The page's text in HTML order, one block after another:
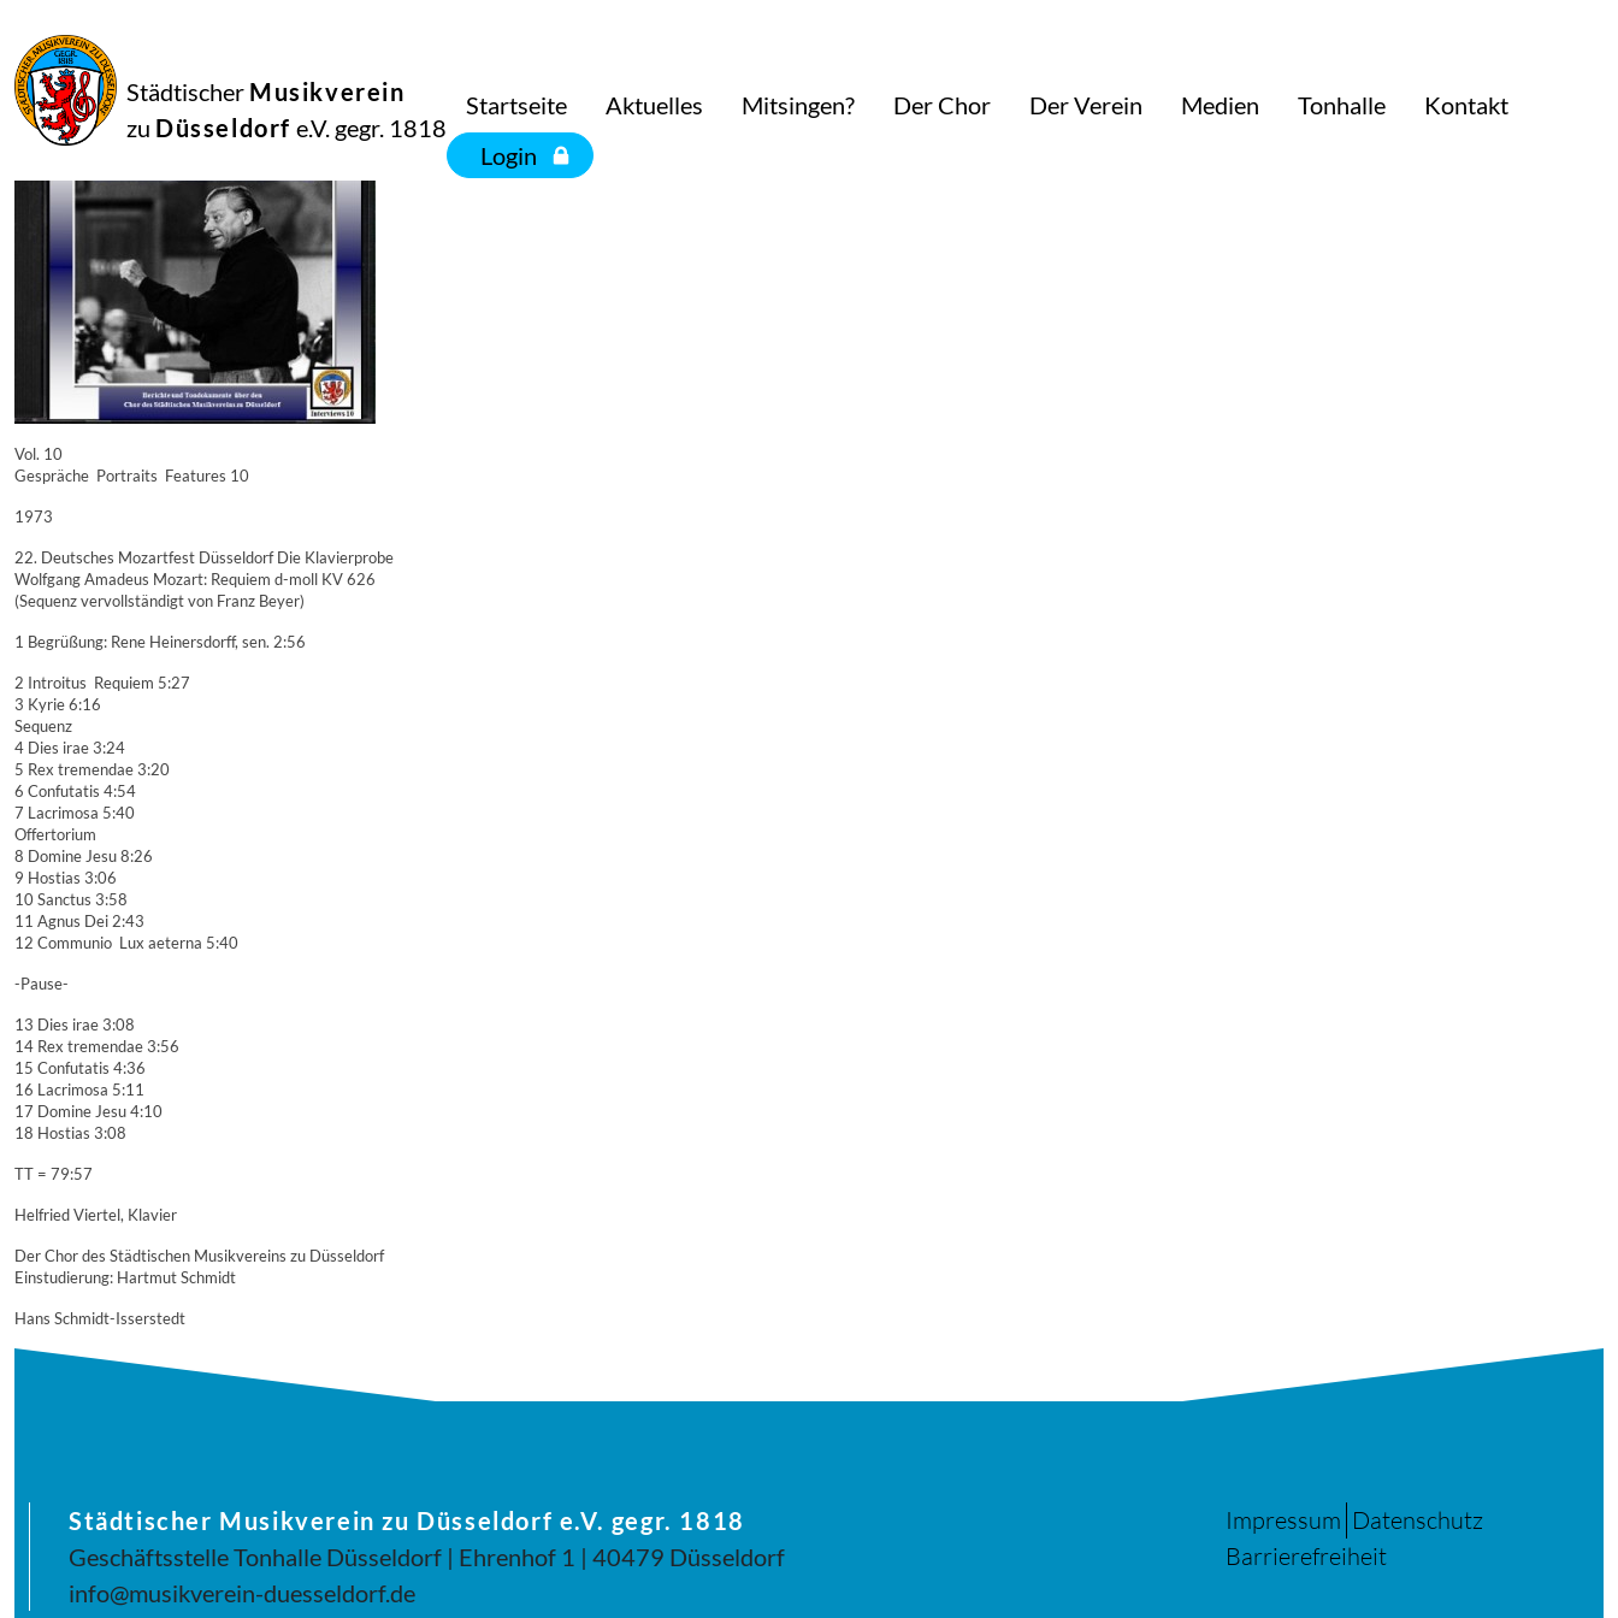
Städtischer Musikverein
zu Düsseldorf e.V. gegr. 1818
Startseite Aktuelles Mitsingen? Der Chor Der Verein Medien Tonhalle
Kontakt
Login
September
2014
Manfred Hill
9935
Vol. 10
Gespräche  Portraits  Features 10
1973
22. Deutsches Mozartfest Düsseldorf Die Klavierprobe
Wolfgang Amadeus Mozart: Requiem d-moll KV 626
(Sequenz vervollständigt von Franz Beyer)
1 Begrüßung: Rene Heinersdorff, sen. 2:56
2 Introitus  Requiem 5:27
3 Kyrie 6:16
Sequenz
4 Dies irae 3:24
5 Rex tremendae 3:20
6 Confutatis 4:54
7 Lacrimosa 5:40
Offertorium
8 Domine Jesu 8:26
9 Hostias 3:06
10 Sanctus 3:58
11 Agnus Dei 2:43
12 Communio  Lux aeterna 5:40
-Pause-
13 Dies irae 3:08
14 Rex tremendae 3:56
15 Confutatis 4:36
16 Lacrimosa 5:11
17 Domine Jesu 4:10
18 Hostias 3:08
TT = 79:57
Helfried Viertel, Klavier
Der Chor des Städtischen Musikvereins zu Düsseldorf
Einstudierung: Hartmut Schmidt
Hans Schmidt-Isserstedt
Städtischer Musikverein zu Düsseldorf e.V. gegr. 1818
Geschäftsstelle Tonhalle Düsseldorf | Ehrenhof 1 | 40479 Düsseldorf
info@musikverein-duesseldorf.de
Impressum Datenschutz
Barrierefreiheit